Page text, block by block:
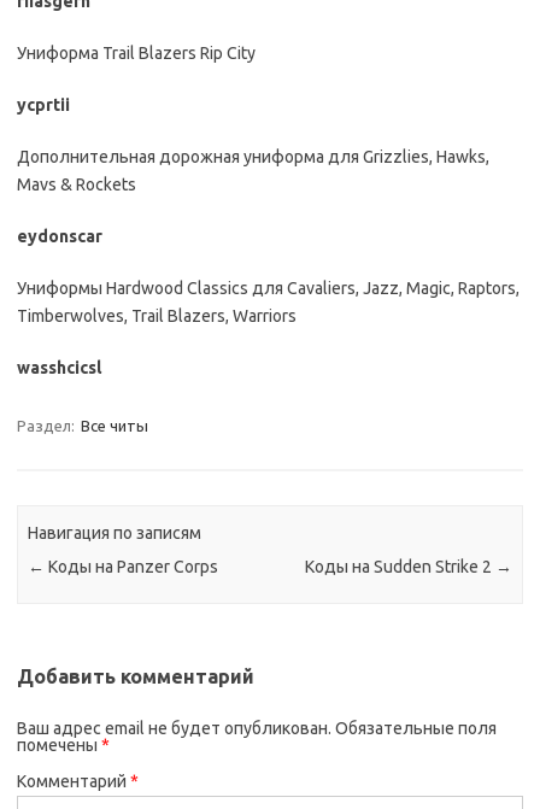
Униформа Trail Blazers Rip City
ycprtii
Дополнительная дорожная униформа для Grizzlies, Hawks,
Mavs & Rockets
eydonscar
Униформы Hardwood Classics для Cavaliers, Jazz, Magic, Raptors,
Timberwolves, Trail Blazers, Warriors
wasshcicsl
Раздел: Все читы
Навигация по записям
← Коды на Panzer Corps Коды на Sudden Strike 2 →
Добавить комментарий
Ваш адрес email не будет опубликован. Обязательные поля
помечены *
Комментарий *